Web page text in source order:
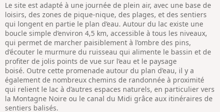
Le site est adapté à une journée de plein air, avec une base de
loisirs, des zones de pique-nique, des plages, et des sentiers
qui longent en partie le plan d’eau. Autour du lac existe une
boucle simple d’environ 4,5 km, accessible à tous les niveaux,
qui permet de marcher paisiblement à l’ombre des pins,
d’écouter le murmure du ruisseau qui alimente le bassin et de
profiter de jolis points de vue sur l’eau et le paysage
boisé. Outre cette promenade autour du plan d’eau, il y a
également de nombreux chemins de randonnée à proximité
qui relient le lac à d’autres espaces naturels, en particulier vers
la Montagne Noire ou le canal du Midi grâce aux itinéraires de
sentiers balisés.